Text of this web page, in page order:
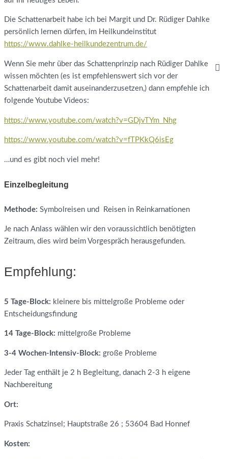
Die Schattenarbeit habe ich bei Margit und Dr. Rüdiger Dahlke
persönlich lernen dürfen, im Heilkundeinstitut
https://www.dahlke-heilkundezentrum.de/
Wenn Sie mehr über das Schattenprinzip nach Rüdiger Dahlke
wissen möchten (es ist empfehlenswert sich vor der
Schattenarbeit damit auseinanderzusetzen,) dann empfehle ich
folgende Youtube Videos:
https://www.youtube.com/watch?v=GDjvTYm_Nhg
https://www.youtube.com/watch?v=fTPKkQ6isEg
…und es gibt noch viel mehr!
Einzelbegleitung
Methode: Symbolreisen und Reisen in Reinkarnationen
Je nach Anlass wählen wir den voraussichtlich benötigten
Zeitraum, dies wird beim Vorgespräch herausgefunden.
Empfehlung:
5 Tage-Block: kleinere bis mittelgroße Probleme oder
Entscheidungsfindung
14 Tage-Block: mittelgroße Probleme
3-4 Wochen-Intensiv-Block: große Probleme
Jeder Tag enthält je 2 h Begleitung, danach 2-3 h eigene
Nachbereitung
Ort:
Praxis Schatzinsel; Hauptstraße 26 ; 53604 Bad Honnef
Kosten: